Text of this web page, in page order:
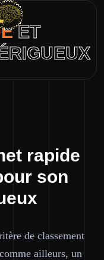
ET
rapide
son
de classement
comme ailleurs, un